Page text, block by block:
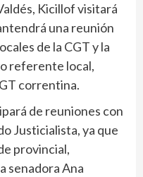
Kicillof visitará
una reunión
de la CGT y la
referente local,
correntina.
de reuniones con
Justicialista, ya que
provincial,
senadora Ana